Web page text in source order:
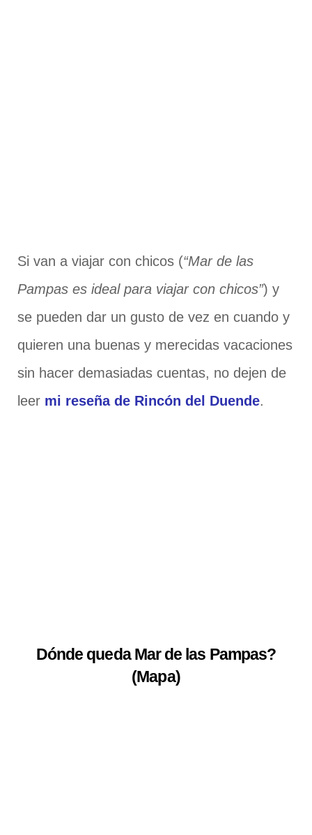
Si van a viajar con chicos (“Mar de las
Pampas es ideal para viajar con chicos”) y
se pueden dar un gusto de vez en cuando y
quieren una buenas y merecidas vacaciones
sin hacer demasiadas cuentas, no dejen de
leer mi reseña de Rincón del Duende.
Dónde queda Mar de las Pampas?
(Mapa)